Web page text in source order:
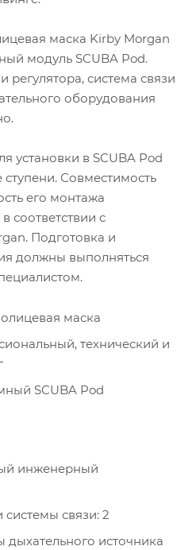
маска Kirby Morgan
модуль SCUBA Pod.
регулятора, система связи
оборудования
установки в SCUBA Pod
Совместимость
его монтажа
соответствии с
Подготовка и
должны выполняться
маска
технический и
SCUBA Pod
инженерный
связи: 2
источника